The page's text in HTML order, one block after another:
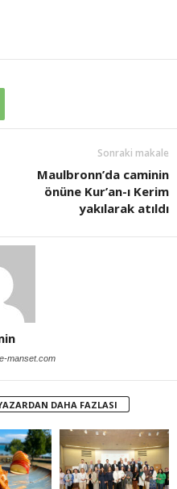
Sonraki makale
Maulbronn’da caminin
önüne Kur’an-ı Kerim
yakılarak atıldı
manset.com
DAHA FAZLASI